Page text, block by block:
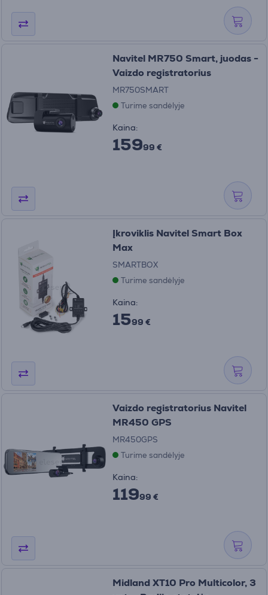
Navitel MR750 Smart, juodas -
Vaizdo registratorius
MR750SMART
Turime sandėlyje
Kaina:
15999 €
Įkroviklis Navitel Smart Box
Max
SMARTBOX
Turime sandėlyje
Kaina:
1599 €
Vaizdo registratorius Navitel
MR450 GPS
MR450GPS
Turime sandėlyje
Kaina:
11999 €
Midland XT10 Pro Multicolor, 3